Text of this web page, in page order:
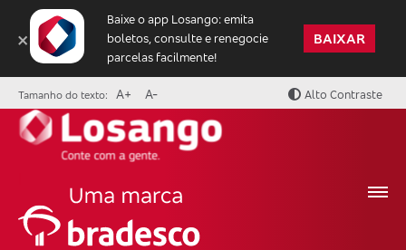
×
Baixe o app Losango: emita
boletos, consulte e renegocie
parcelas facilmente!
BAIXAR
Tamanho do texto: A+ A- Alto Contraste